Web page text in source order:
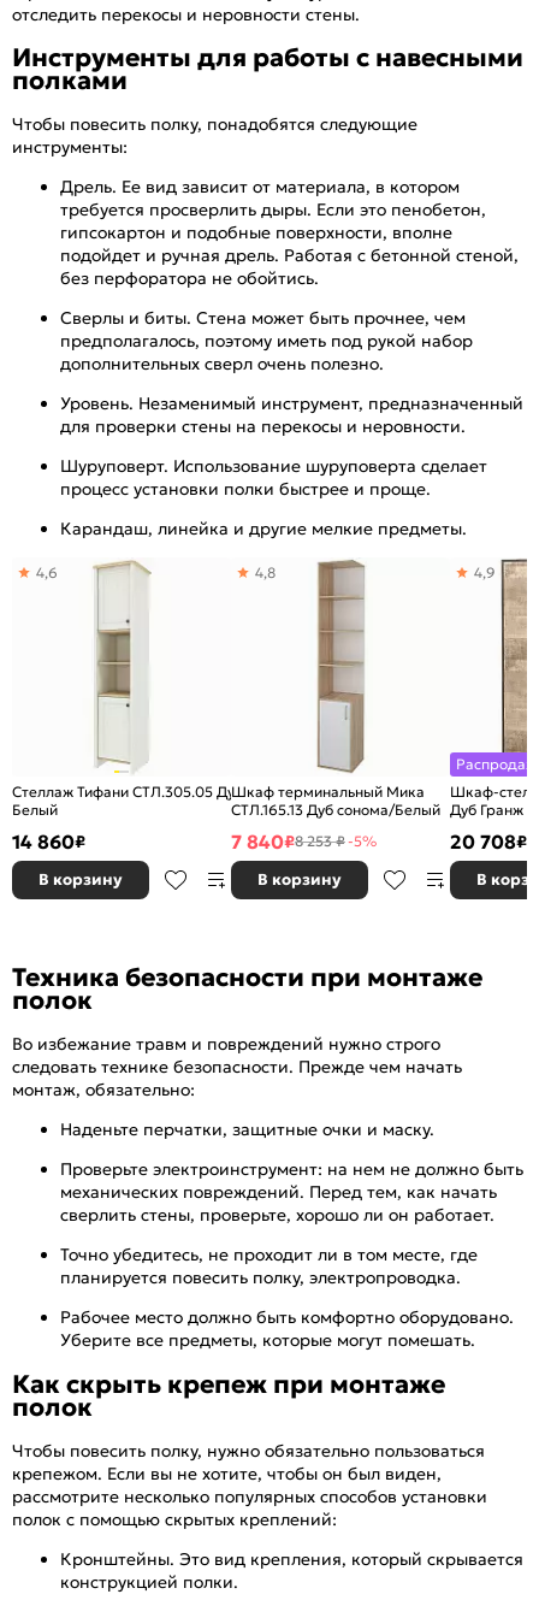
отследить перекосы и неровности стены.
Инструменты для работы с навесными
полками
Чтобы повесить полку, понадобятся следующие
инструменты:
Дрель. Ее вид зависит от материала, в котором
требуется просверлить дыры. Если это пенобетон,
гипсокартон и подобные поверхности, вполне
подойдет и ручная дрель. Работая с бетонной стеной,
без перфоратора не обойтись.
Сверлы и биты. Стена может быть прочнее, чем
предполагалось, поэтому иметь под рукой набор
дополнительных сверл очень полезно.
Уровень. Незаменимый инструмент, предназначенный
для проверки стены на перекосы и неровности.
Шуруповерт. Использование шуруповерта сделает
процесс установки полки быстрее и проще.
Карандаш, линейка и другие мелкие предметы.
Стеллаж Тифани СТЛ.305.05 Дуб небраска/
Белый
4,6
14 860₽
В корзину
Шкаф терминальный Мика
СТЛ.165.13 Дуб сонома/Белый
4,8
7 840₽8 253 ₽-5%
В корзину
Шкаф-
Дуб Гранж
4,9
20 708₽
В
Техника безопасности при монтаже
полок
Во избежание травм и повреждений нужно строго
следовать технике безопасности. Прежде чем начать
монтаж, обязательно:
Наденьте перчатки, защитные очки и маску.
Проверьте электроинструмент: на нем не должно быть
механических повреждений. Перед тем, как начать
сверлить стены, проверьте, хорошо ли он работает.
Точно убедитесь, не проходит ли в том месте, где
планируется повесить полку, электропроводка.
Рабочее место должно быть комфортно оборудовано.
Уберите все предметы, которые могут помешать.
Как скрыть крепеж при монтаже
полок
Чтобы повесить полку, нужно обязательно пользоваться
крепежом. Если вы не хотите, чтобы он был виден,
рассмотрите несколько популярных способов установки
полок с помощью скрытых креплений:
Кронштейны. Это вид крепления, который скрывается
конструкцией полки.